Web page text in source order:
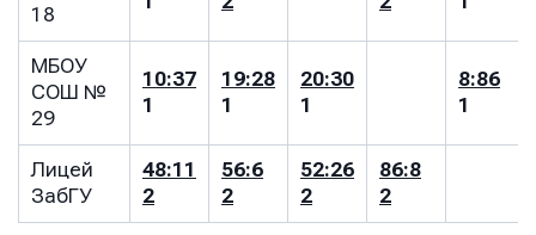
18
МБОУ
СОШ №
29
10:37
1
19:28
1
20:30
1
8:86
1
Лицей
ЗабГУ
48:11
2
56:6
2
52:26
2
86:8
2
E-mail
E-mail
Телефон